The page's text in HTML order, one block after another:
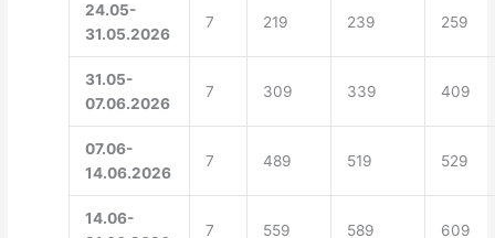
24.05-
31.05.2026
7 219 239 259
31.05-
07.06.2026
7 309 339 409
07.06-
14.06.2026
7 489 519 529
14.06-
7 559 589 609